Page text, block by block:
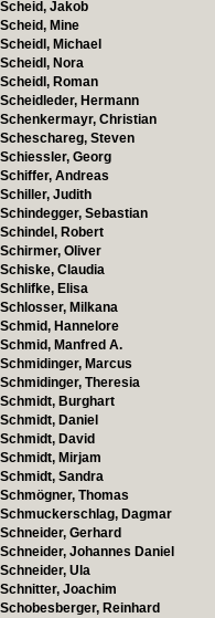
Scheid, Jakob
Scheid, Mine
Scheidl, Michael
Scheidl, Nora
Scheidl, Roman
Scheidleder, Hermann
Schenkermayr, Christian
Scheschareg, Steven
Schiessler, Georg
Schiffer, Andreas
Schiller, Judith
Schindegger, Sebastian
Schindel, Robert
Schirmer, Oliver
Schiske, Claudia
Schlifke, Elisa
Schlosser, Milkana
Schmid, Hannelore
Schmid, Manfred A.
Schmidinger, Marcus
Schmidinger, Theresia
Schmidt, Burghart
Schmidt, Daniel
Schmidt, David
Schmidt, Mirjam
Schmidt, Sandra
Schmögner, Thomas
Schmuckerschlag, Dagmar
Schneider, Gerhard
Schneider, Johannes Daniel
Schneider, Ula
Schnitter, Joachim
Schobesberger, Reinhard